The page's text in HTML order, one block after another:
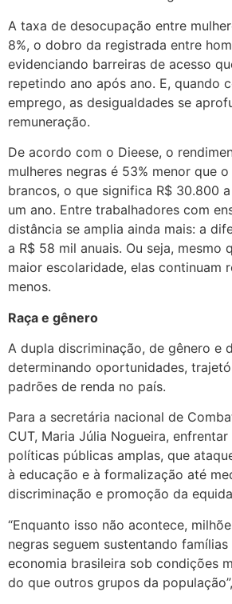
A taxa de desocupação entre
8%, o dobro da registrada entre
evidenciando barreiras de acesso
repetindo ano após ano. E, quando
emprego, as desigualdades se
remuneração.
De acordo com o Dieese, o
mulheres negras é 53% menor que
brancos, o que significa R$ 30.800
um ano. Entre trabalhadores com
distância se amplia ainda mais: a
a R$ 58 mil anuais. Ou seja, mesmo
maior escolaridade, elas continuam
menos.
Raça e gênero
A dupla discriminação, de gênero e
determinando oportunidades,
padrões de renda no país.
Para a secretária nacional de
CUT, Maria Júlia Nogueira,
políticas públicas amplas, que
à educação e à formalização até
discriminação e promoção da
“Enquanto isso não acontece,
negras seguem sustentando
economia brasileira sob condições
do que outros grupos da